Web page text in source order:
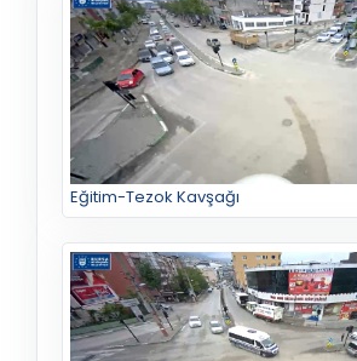
Eğitim-Tezok Kavşağı